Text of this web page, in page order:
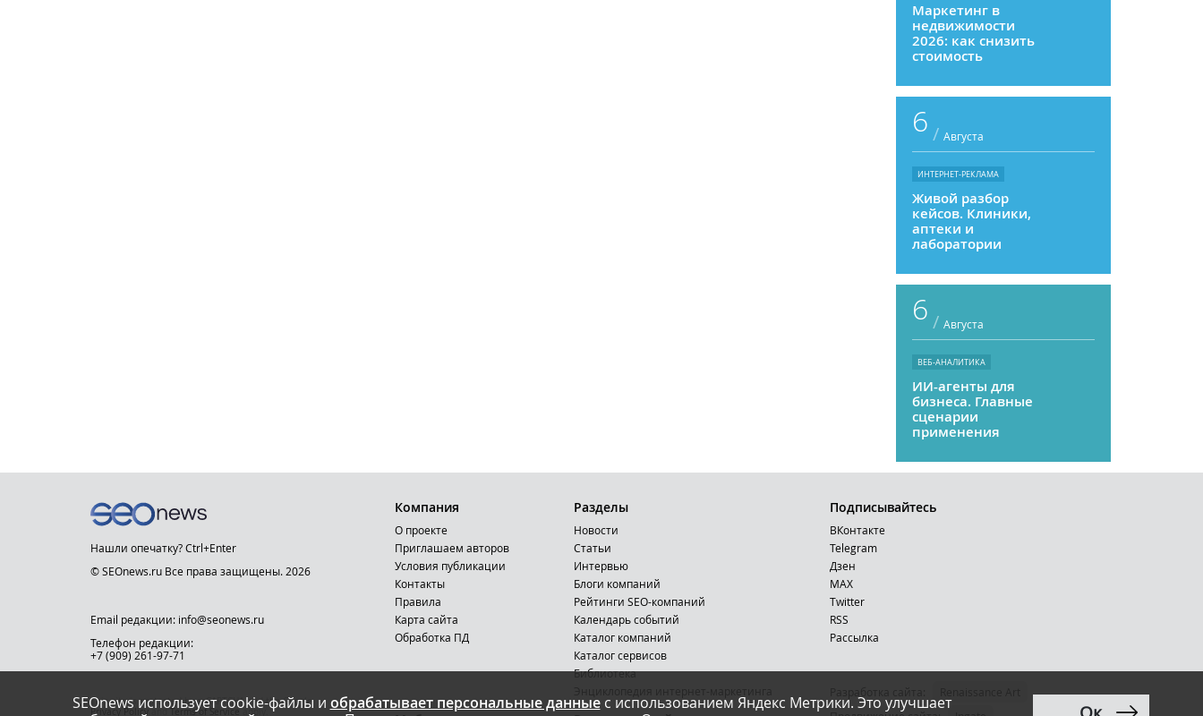
Маркетинг в
недвижимости
2026: как снизить
стоимость
увеличить
продажи
6 / Августа
ИНТЕРНЕТ-РЕКЛАМА
Живой разбор
кейсов. Клиники,
аптеки и
лаборатории
6 / Августа
ВЕБ-АНАЛИТИКА
ИИ-агенты для
бизнеса. Главные
сценарии
применения
SEOnews использует cookie-файлы и обрабатывает персональные данныес использованием Яндекс Метрики. Это улучшает
Нашли опечатку? Ctrl+Enter
© SEOnews.ru Все права защищены. 2026
Email редакции: info@seonews.ru
Телефон редакции:
+7 (909) 261-97-71
This site is protected by reCAPTCHA and the Google
Privacy Policyand Terms of Serviceapply.
Компания
О проекте
Приглашаем авторов
Условия публикации
Контакты
Правила
Карта сайта
Обработка ПД
Разделы
Новости
Статьи
Интервью
Блоги компаний
Рейтинги SEO-компаний
Календарь событий
Каталог компаний
Каталог сервисов
Библиотека
Подписывайтесь
ВКонтакте
Telegram
Дзен
MAX
Тwitter
RSS
Рассылка